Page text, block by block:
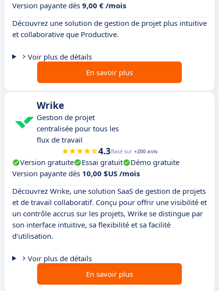
Version payante dès 9,00 € /mois
Découvrez une solution de gestion de projet plus intuitive
et collaborative que Productive.
Voir plus de détails
En savoir plus
Wrike
Gestion de projet
centralisée pour tous les
flux de travail
4.3Basé sur +200 avis
Version gratuite Essai gratuit
Démo gratuite
Version payante dès 10,00 $US /mois
Découvrez Wrike, une solution SaaS de gestion de projets
et de travail collaboratif. Conçu pour offrir une visibilité et
un contrôle accrus sur les projets, Wrike se distingue par
son interface intuitive, sa flexibilité et sa facilité
d'utilisation.
Voir plus de détails
En savoir plus